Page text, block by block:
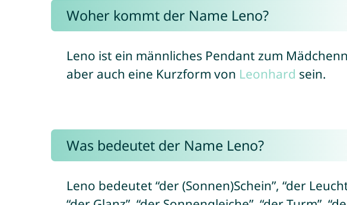
Woher kommt der Name Leno?
Leno ist ein männliches Pendant zum
aber auch eine Kurzform von Leonhard sein.
Was bedeutet der Name Leno?
Leno bedeutet “der (Sonnen)Schein”, “der